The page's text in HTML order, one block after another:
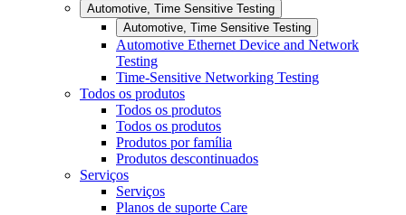
Automotive, Time Sensitive Testing
Automotive, Time Sensitive Testing
Automotive Ethernet Device and Network
Testing
Time-Sensitive Networking Testing
Todos os produtos
Todos os produtos
Todos os produtos
Produtos por família
Produtos descontinuados
Serviços
Serviços
Planos de suporte Care